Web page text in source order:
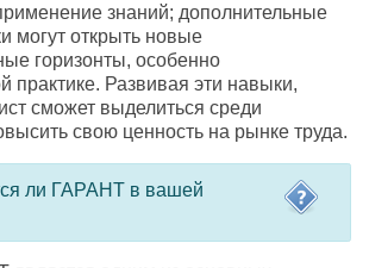
знаний; дополнительные
могут открыть новые
горизонты, особенно
практике. Развивая эти навыки,
сможет выделиться среди
свою ценность на рынке труда.
ли ГАРАНТ в вашей